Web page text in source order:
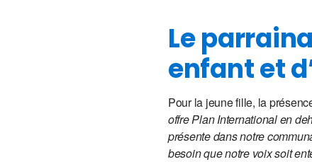
Le
enfant et
Pour la jeune fille, la
offre Plan International en
présente dans notre
besoin que notre voix soit